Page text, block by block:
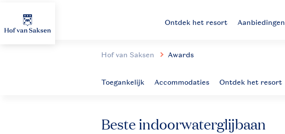
Ontdek het resort Aanbiedingen
Hof van Saksen Awards
Beste indoorwaterglijbaan